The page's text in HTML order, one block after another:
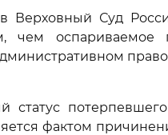
Верховный Суд
чем оспариваемое
статус
фактом